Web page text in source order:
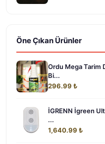
Öne Çıkan Ürünler
Ordu Mega Tarim
Bi...
296.99 ₺
İGRENN İgreen
...
1,640.99 ₺